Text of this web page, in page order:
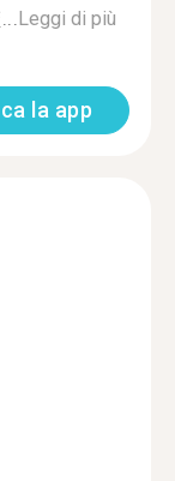
Leggi di più
la app